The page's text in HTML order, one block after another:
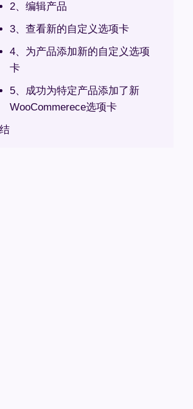
2、编辑产品
3、查看新的自定义选项卡
4、为产品添加新的自定义选项
卡
5、成功为特定产品添加了新
WooCommerece选项卡